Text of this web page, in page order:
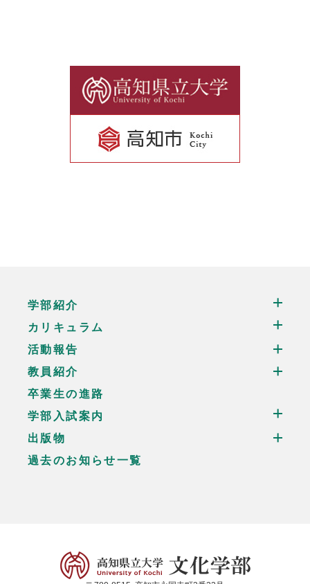
学部紹介
カリキュラム
活動報告
教員紹介
卒業生の進路
学部入試案内
出版物
過去のお知らせ一覧